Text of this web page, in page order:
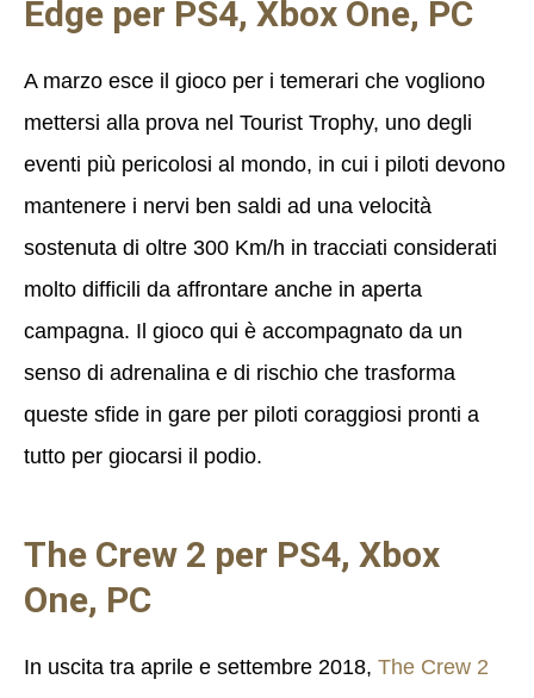
Edge per PS4, Xbox One, PC
A marzo esce il gioco per i temerari che vogliono
mettersi alla prova nel Tourist Trophy, uno degli
eventi più pericolosi al mondo, in cui i piloti devono
mantenere i nervi ben saldi ad una velocità
sostenuta di oltre 300 Km/h in tracciati considerati
molto difficili da affrontare anche in aperta
campagna. Il gioco qui è accompagnato da un
senso di adrenalina e di rischio che trasforma
queste sfide in gare per piloti coraggiosi pronti a
tutto per giocarsi il podio.
The Crew 2 per PS4, Xbox
One, PC
In uscita tra aprile e settembre 2018, The Crew 2